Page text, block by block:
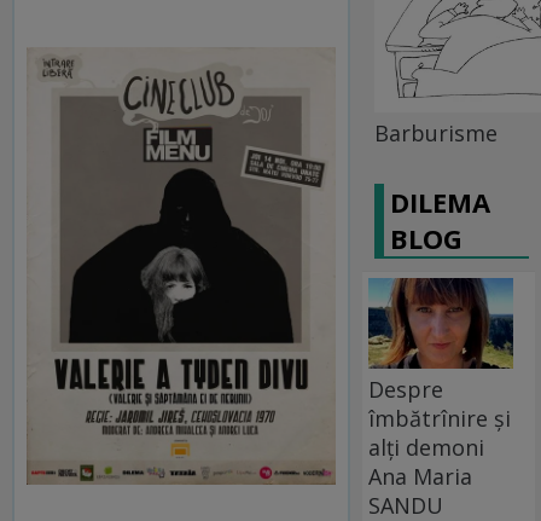
Barburisme
DILEMA
BLOG
Despre
îmbătrînire și
alți demoni
Ana Maria
SANDU